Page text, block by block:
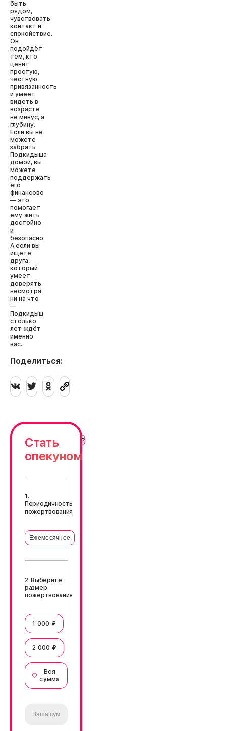
быть
рядом,
чувствовать
контакт и
спокойствие.
Он
подойдёт
тем, кто
ценит
простую,
честную
привязанность
и умеет
видеть в
возрасте
не минус, а
глубину.
Если вы не
можете
забрать
Подкидыша
домой, вы
можете
поддержать
его
финансово
— это
помогает
ему жить
достойно
и
безопасно.
А если вы
ищете
друга,
который
умеет
доверять
несмотря
ни на что
—
Подкидыш
столько
лет ждёт
именно
вас.
Поделиться:
Стать
опекуном
1.
Периодичность
пожертвования
Ежемесячное
2. Выберите
размер
пожертвования
1 000 ₽
2 000 ₽
Вся
сумма